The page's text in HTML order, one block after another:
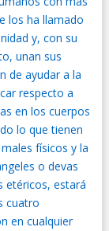
los ha llamado
y, con su
unan sus
de ayudar a la
respecto a
en los cuerpos
lo que tienen
físicos y la
o devas
etéricos, estará
cuatro
en cualquier